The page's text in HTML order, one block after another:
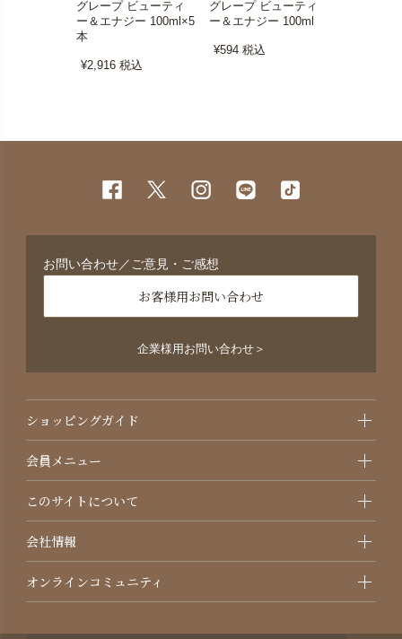
グレープ ビューティ
ー＆エナジー 100ml×5
本
¥2,916税込
グレープ ビューティ
ー＆エナジー 100ml
¥594税込
お問い合わせ／ご意見・ご感想
お客様用お問い合わせ
企業様用お問い合わせ＞
ショッピングガイド
会員メニュー
このサイトについて
会社情報
オンラインコミュニティ